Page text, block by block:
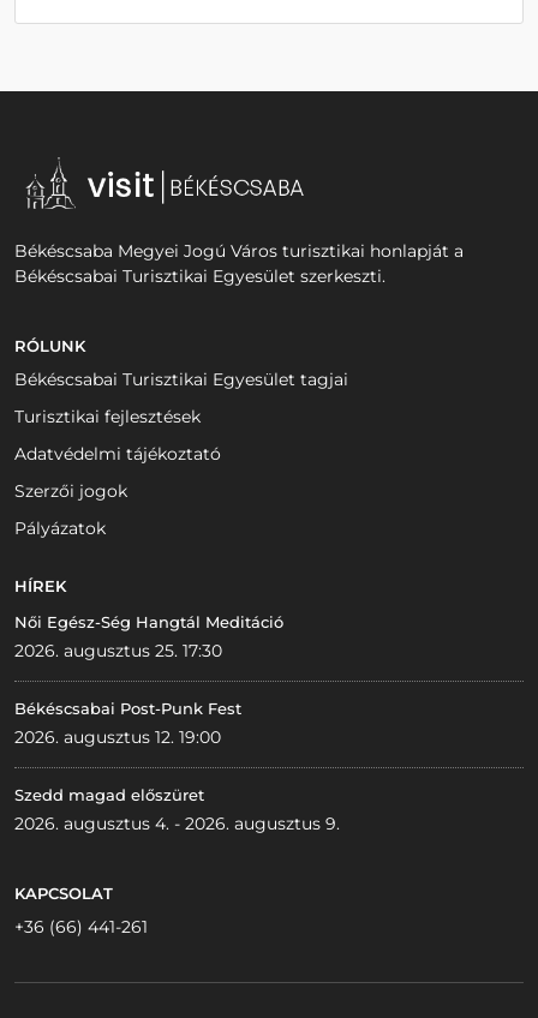
Békéscsaba Megyei Jogú Város turisztikai honlapját a
Békéscsabai Turisztikai Egyesület szerkeszti.
RÓLUNK
Békéscsabai Turisztikai Egyesület tagjai
Turisztikai fejlesztések
Adatvédelmi tájékoztató
Szerzői jogok
Pályázatok
HÍREK
Női Egész-Ség Hangtál Meditáció
2026. augusztus 25. 17:30
Békéscsabai Post-Punk Fest
2026. augusztus 12. 19:00
Szedd magad előszüret
2026. augusztus 4. - 2026. augusztus 9.
KAPCSOLAT
+36 (66) 441-261